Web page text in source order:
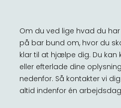
Om du ved lige hvad du
på bar bund om, hvor du
klar til at hjælpe dig. Du kan
eller efterlade dine
nedenfor. Så kontakter vi
altid indenfor én